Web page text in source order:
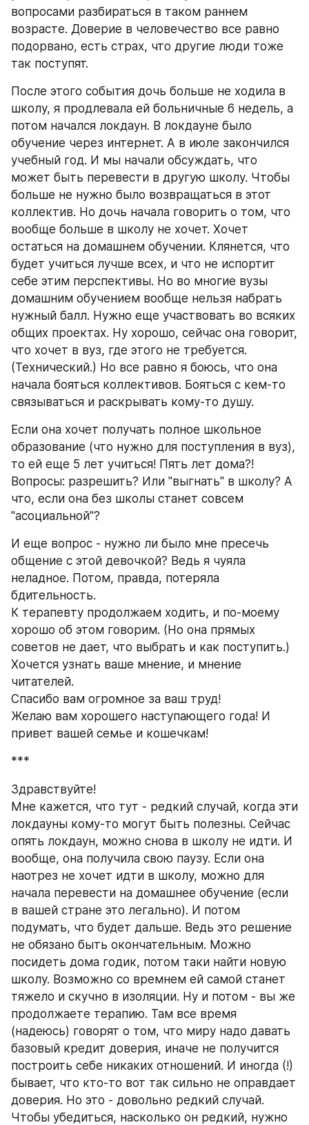
вопросами разбираться в таком раннем
возрасте. Доверие в человечество все равно
подорвано, есть страх, что другие люди тоже
так поступят.
После этого события дочь больше не ходила в
школу, я продлевала ей больничные 6 недель, а
потом начался локдаун. В локдауне было
обучение через интернет. А в июле закончился
учебный год. И мы начали обсуждать, что
может быть перевести в другую школу. Чтобы
больше не нужно было возвращаться в этот
коллектив. Но дочь начала говорить о том, что
вообще больше в школу не хочет. Хочет
остаться на домашнем обучении. Клянется, что
будет учиться лучше всех, и что не испортит
себе этим перспективы. Но во многие вузы
домашним обучением вообще нельзя набрать
нужный балл. Нужно еще участвовать во всяких
общих проектах. Ну хорошо, сейчас она говорит,
что хочет в вуз, где этого не требуется.
(Технический.) Но все равно я боюсь, что она
начала бояться коллективов. Бояться с кем-то
связываться и раскрывать кому-то душу.
Если она хочет получать полное школьное
образование (что нужно для поступления в вуз),
то ей еще 5 лет учиться! Пять лет дома?!
Вопросы: разрешить? Или "выгнать" в школу? А
что, если она без школы станет совсем
"асоциальной"?
И еще вопрос - нужно ли было мне пресечь
общение с этой девочкой? Ведь я чуяла
неладное. Потом, правда, потеряла
бдительность.
К терапевту продолжаем ходить, и по-моему
хорошо об этом говорим. (Но она прямых
советов не дает, что выбрать и как поступить.)
Хочется узнать ваше мнение, и мнение
читателей.
Спасибо вам огромное за ваш труд!
Желаю вам хорошего наступающего года! И
привет вашей семье и кошечкам!
***
Здравствуйте!
Мне кажется, что тут - редкий случай, когда эти
локдауны кому-то могут быть полезны. Сейчас
опять локдаун, можно снова в школу не идти. И
вообще, она получила свою паузу. Если она
наотрез не хочет идти в школу, можно для
начала перевести на домашнее обучение (если
в вашей стране это легально). И потом
подумать, что будет дальше. Ведь это решение
не обязано быть окончательным. Можно
посидеть дома годик, потом таки найти новую
школу. Возможно со времнем ей самой станет
тяжело и скучно в изоляции. Ну и потом - вы же
продолжаете терапию. Там все время
(надеюсь) говорят о том, что миру надо давать
базовый кредит доверия, иначе не получится
построить себе никаких отношений. И иногда (!)
бывает, что кто-то вот так сильно не оправдает
доверия. Но это - довольно редкий случай.
Чтобы убедиться, насколько он редкий, нужно